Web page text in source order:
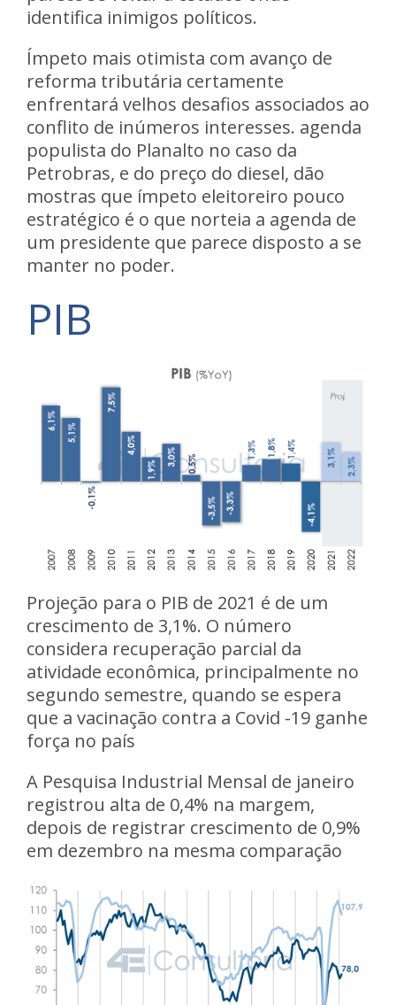
identifica inimigos políticos.
Ímpeto mais otimista com avanço de
reforma tributária certamente
enfrentará velhos desafios associados ao
conflito de inúmeros interesses. agenda
populista do Planalto no caso da
Petrobras, e do preço do diesel, dão
mostras que ímpeto eleitoreiro pouco
estratégico é o que norteia a agenda de
um presidente que parece disposto a se
manter no poder.
PIB
Projeção para o PIB de 2021 é de um
crescimento de 3,1%. O número
considera recuperação parcial da
atividade econômica, principalmente no
segundo semestre, quando se espera
que a vacinação contra a Covid -19 ganhe
força no país
A Pesquisa Industrial Mensal de janeiro
registrou alta de 0,4% na margem,
depois de registrar crescimento de 0,9%
em dezembro na mesma comparação